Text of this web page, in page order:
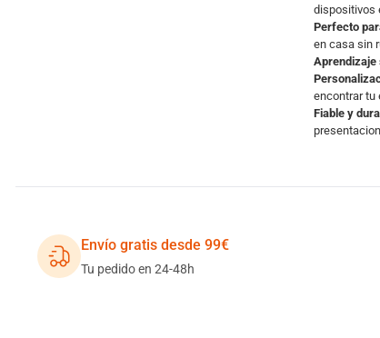
dispositivos
Perfecto
en casa sin
Aprendizaje
encontrar tu
Fiable y
Envío gratis desde 99€
Tu pedido en 24-48h